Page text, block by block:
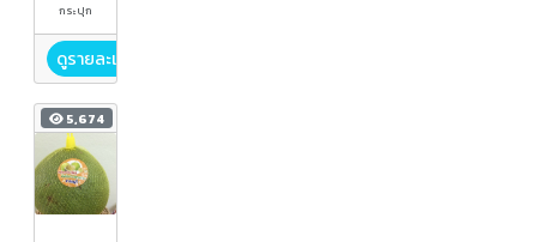
กระปุก
ดูรายละเอียด
5,674